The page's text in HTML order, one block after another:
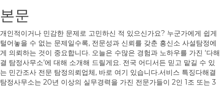
본문
개인적이거나 민감한 문제로 고민하신 적 있으신가요? 누군가에게 쉽게
털어놓을 수 없는 문제일수록, 전문성과 신뢰를 갖춘 흥신소 사설탐정에
게 의뢰하는 것이 중요합니다. 오늘은 수많은 경험과 노하우를 가진 ‘다해
결 탐정사무소’에 대해 소개해 드릴게요. 전국 어디서든 믿고 맡길 수 있
는 민간조사 전문 탐정의뢰업체, 바로 여기 있습니다.서비스 특징다해결
탐정사무소는 20년 이상의 실무경력을 가진 전문가들이 2인 1조 또는 3